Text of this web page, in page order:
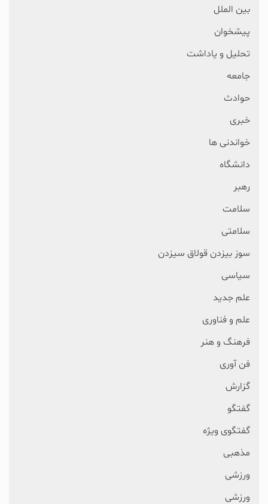
بین الملل
پیشخوان
تحلیل و یاداشت
جامعه
حوادث
خبری
خواندنی ها
دانشگاه
رهبر
سلامت
سلامتی
سوز بیزدن قولاق سیزدن
سیاسی
علم جدید
علم و فناوری
فرهنگ و هنر
فن آوری
گزارش
گفتگو
گفتگوی ویژه
مذهبی
ورزشی
ورزشی